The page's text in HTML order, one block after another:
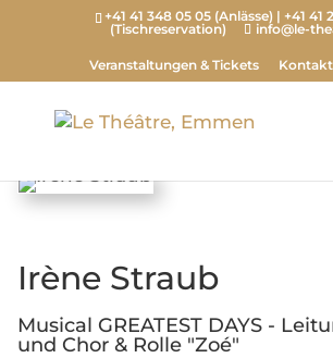
+41 41 348 05 05 (Anlässe) | +41 41
(Tischreservation)
info@le-
Veranstaltungen & Tickets Kontakt
Irène Straub
Musical GREATEST DAYS -
und Chor & Rolle "Zoé"